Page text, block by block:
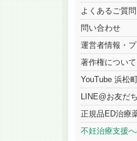
よくあるご質問
問い合わせ
運営者情報・
著作権について
YouTube 浜松
LINE@お友だ
正規品ED治療
不妊治療支援